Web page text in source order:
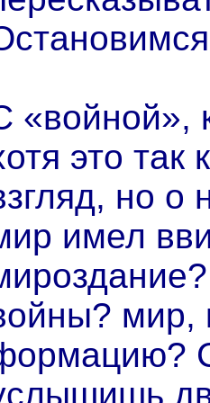
«войной»,
это так
но о
имел
мир,